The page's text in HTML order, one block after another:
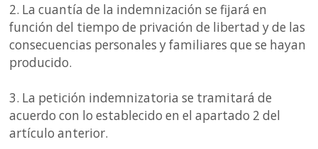
2. La cuantía de la indemnización se fijará en
función del tiempo de privación de libertad y de las
consecuencias personales y familiares que se hayan
producido.
3. La petición indemnizatoria se tramitará de
acuerdo con lo establecido en el apartado 2 del
artículo anterior.